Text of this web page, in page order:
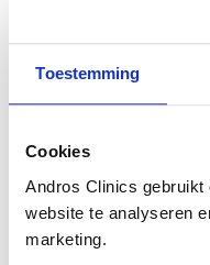
Toestemming
Cookies
Andros Clinics
website te analyseren
marketing.
Dergelijke
ontstaan van
finasteride
finasteride in nam,
aan prostaatkanker
meer door het feit dat